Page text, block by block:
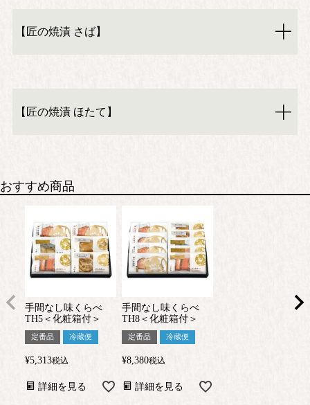
【匠の焼漬 さば】
【匠の焼漬 ほたて】
おすすめ商品
手間なし味くらべ
TH5＜化粧箱付＞
定番品 冷蔵便
¥5,313税込
詳細を見る
手間なし味くらべ
TH8＜化粧箱付＞
定番品 冷蔵便
¥8,380税込
詳細を見る